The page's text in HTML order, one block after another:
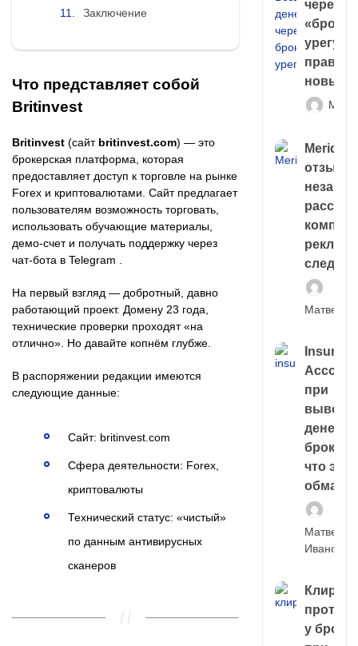
Заключение
Что представляет собой
Britinvest
Britinvest (сайт britinvest.com) — это
брокерская платформа, которая
предоставляет доступ к торговле на рынке
Forex и криптовалютами. Сайт предлагает
пользователям возможность торговать,
использовать обучающие материалы,
демо-счет и получать поддержку через
чат-бота в Telegram .
На первый взгляд — добротный, давно
работающий проект. Домену 23 года,
технические проверки проходят «на
отлично». Но давайте копнём глубже.
В распоряжении редакции имеются
следующие данные:
Сайт: britinvest.com
Сфера деятельности: Forex,
криптовалюты
Технический статус: «чистый»
по данным антивирусных
сканеров
через
правда
новый
следа
Матвей
Account
при
выводе
денег у
что это,
обман?
Матвей
Иванов
Клиринг
у